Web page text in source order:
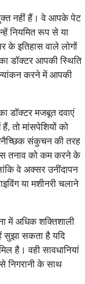
नहीं हैं। वे आपके पेट
नियमित रूप से या
के इतिहास वाले लोगों
डॉक्टर आपकी स्थिति
करने में आपकी
डॉक्टर मजबूत दवाएं
तो मांसपेशियों को
संकुचन की तरह
तनाव को कम करने के
वे अक्सर उनींदापन
या मशीनरी चलाने
में अधिक शक्तिशाली
सुझा सकता है यदि
है। वही सावधानियां
निगरानी के साथ